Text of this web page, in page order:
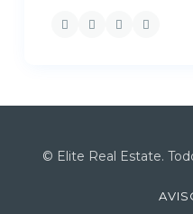
© Elite Real Estate.